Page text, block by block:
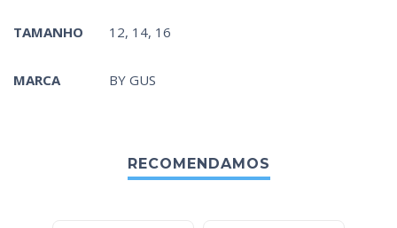
TAMANHO 12, 14, 16
MARCA BY GUS
RECOMENDAMOS